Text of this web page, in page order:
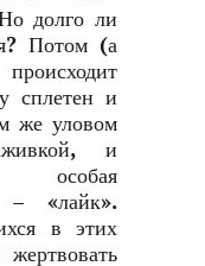
долго ли
Потом (а
сплетен и
же уловом
и
особая
– «лайк».
в этих
жертвовать